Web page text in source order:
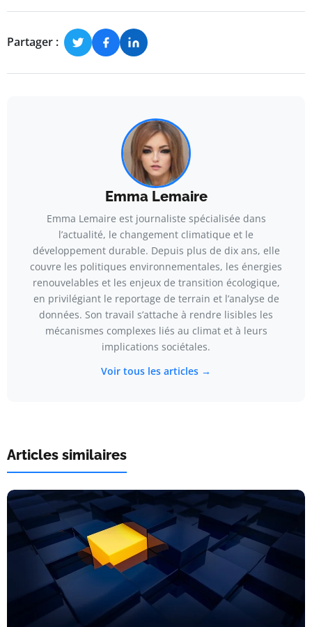
Partager :
Emma Lemaire
Emma Lemaire est journaliste spécialisée dans
l’actualité, le changement climatique et le
développement durable. Depuis plus de dix ans, elle
couvre les politiques environnementales, les énergies
renouvelables et les enjeux de transition écologique,
en privilégiant le reportage de terrain et l’analyse de
données. Son travail s’attache à rendre lisibles les
mécanismes complexes liés au climat et à leurs
implications sociétales.
Voir tous les articles →
Articles similaires